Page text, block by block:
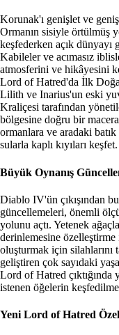
Korunak'ı genişlet ve
Ormanın sisiyle örtülmüş
keşfederken açık dünyayı
Kabileler ve acımasız
atmosferini ve hikâyesini
Lord of Hatred'da İlk
Lilith ve Inarius'un eski
Kraliçesi tarafından
bölgesine doğru bir
ormanlara ve aradaki
sularla kaplı kıyıları keşfet.
Büyük Oynanış
Diablo IV'ün çıkışından
güncellemeleri, önemli
yolunu açtı. Yetenek
derinlemesine özelleştirme
oluşturmak için
geliştiren çok sayıdaki
Lord of Hatred
istenen öğelerin
Yeni Lord of Hatred